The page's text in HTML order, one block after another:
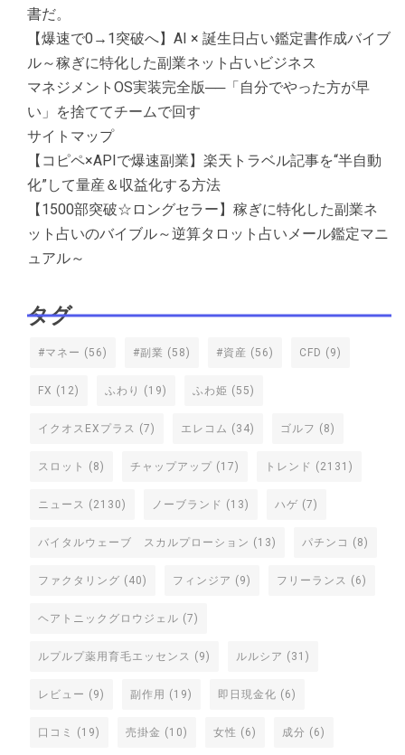
書だ。
【爆速で0→1突破へ】AI × 誕生日占い鑑定書作成バイブ
ル～稼ぎに特化した副業ネット占いビジネス
マネジメントOS実装完全版──「自分でやった方が早
い」を捨ててチームで回す
サイトマップ
【コピペ×APIで爆速副業】楽天トラベル記事を“半自動
化”して量産＆収益化する方法
【1500部突破☆ロングセラー】稼ぎに特化した副業ネ
ット占いのバイブル～逆算タロット占いメール鑑定マニ
ュアル～
タグ
#マネー (56) #副業 (58) #資産 (56) CFD (9)
FX (12) ふわり (19) ふわ姫 (55)
イクオスEXプラス (7) エレコム (34) ゴルフ (8)
スロット (8) チャップアップ (17) トレンド (2131)
ニュース (2130) ノーブランド (13) ハゲ (7)
バイタルウェーブ スカルプローション (13) パチンコ (8)
ファクタリング (40) フィンジア (9) フリーランス (6)
ヘアトニックグロウジェル (7)
ルプルプ薬用育毛エッセンス (9) ルルシア (31)
レビュー (9) 副作用 (19) 即日現金化 (6)
口コミ (19) 売掛金 (10) 女性 (6) 成分 (6)